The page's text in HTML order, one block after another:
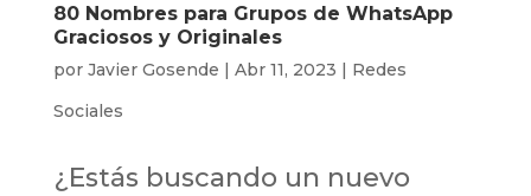
80 Nombres para Grupos de WhatsApp
Graciosos y Originales
por Javier Gosende Abr 11, 2023
Redes
Sociales
¿Estás buscando un nuevo